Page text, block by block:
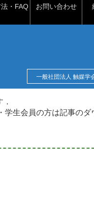
・FAQ お問い合わせ
一般社団法人 触媒学
学生会員の方は記事のダ